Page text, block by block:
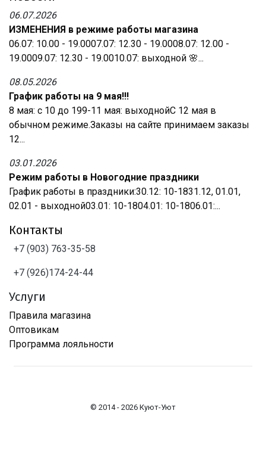
06.07.2026
ИЗМЕНЕНИЯ в режиме работы магазина
06.07: 10.00 - 19.0007.07: 12.30 - 19.0008.07: 12.00 -
19.0009.07: 12.30 - 19.0010.07: выходной 🌸...
08.05.2026
График работы на 9 мая!!!
8 мая: с 10 до 199-11 мая: выходнойС 12 мая в
обычном режиме.Заказы на сайте принимаем заказы
12...
03.01.2026
Режим работы в Новогодние праздники
График работы в праздники:30.12: 10-1831.12, 01.01,
02.01 - выходной03.01: 10-1804.01: 10-1806.01:...
Контакты
+7 (903) 763-35-58
+7 (926)174-24-44
Услуги
Правила магазина
Оптовикам
Программа лояльности
© 2014 - 2026 Куют-Уют